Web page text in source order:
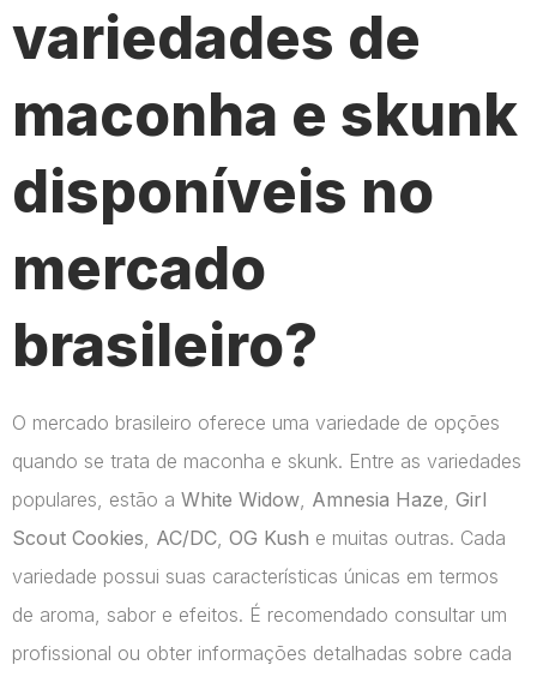
variedades de
maconha e skunk
disponíveis no
mercado
brasileiro?
O mercado brasileiro oferece uma variedade de opções
quando se trata de maconha e skunk. Entre as variedades
populares, estão a White Widow Amnesia Haze Girl
Scout Cookies AC/DC OG Kush e muitas outras. Cada
variedade possui suas características únicas em termos
de aroma, sabor e efeitos. É recomendado consultar um
profissional ou obter informações detalhadas sobre cada